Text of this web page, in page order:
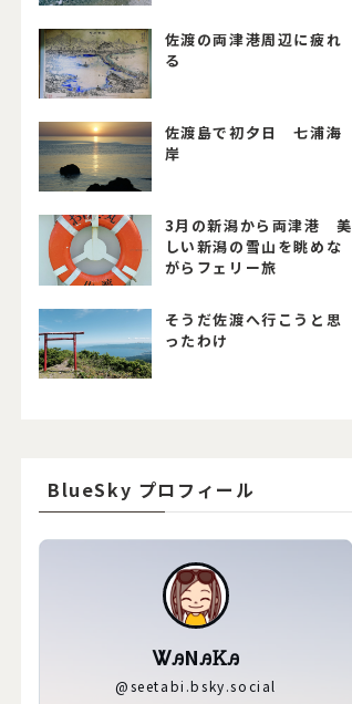
佐渡の両津港周辺に疲れ
る
佐渡島で初夕日 七浦海
岸
3月の新潟から両津港 美
しい新潟の雪山を眺めな
がらフェリー旅
そうだ佐渡へ行こうと思
ったわけ
BlueSky プロフィール
ᏔꭿNꭿᏦꭿ
@seetabi.bsky.social